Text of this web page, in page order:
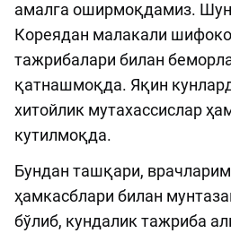
амалга оширмоқдамиз.
Кореядан малакали
тажрибалари билан
қатнашмоқда. Яқин
хитойлик мутахассислар
кутилмоқда.
Бундан ташқари,
ҳамкасблари билан
бўлиб, кундалик тажриба